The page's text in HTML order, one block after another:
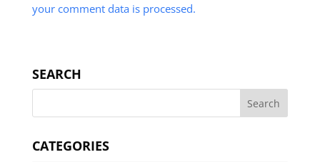
your comment data is processed.
SEARCH
CATEGORIES